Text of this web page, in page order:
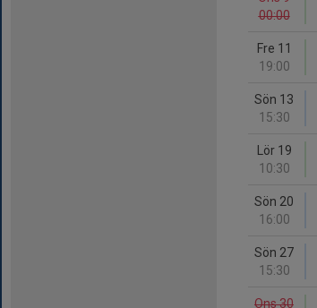
00:00
Fre 11
19:00
Sön 13
15:30
Lör 19
10:30
Sön 20
16:00
Sön 27
15:30
Ons 30